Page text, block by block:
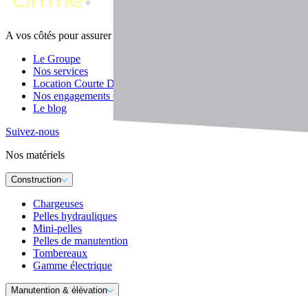
A vos côtés pour assurer la performance durable de vos machines
Le Groupe
Nos services
Location Courte Durée
Nos engagements Groupe
Le blog
Suivez-nous
Nos matériels
Construction
Chargeuses
Pelles hydrauliques
Mini-pelles
Pelles de manutention
Tombereaux
Gamme électrique
Manutention & élévation